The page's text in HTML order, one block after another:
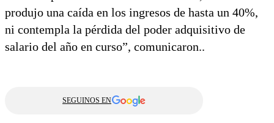
produjo una caída en los ingresos de hasta un 40%,
ni contempla la pérdida del poder adquisitivo de
salario del año en curso”, comunicaron..
SEGUINOS EN